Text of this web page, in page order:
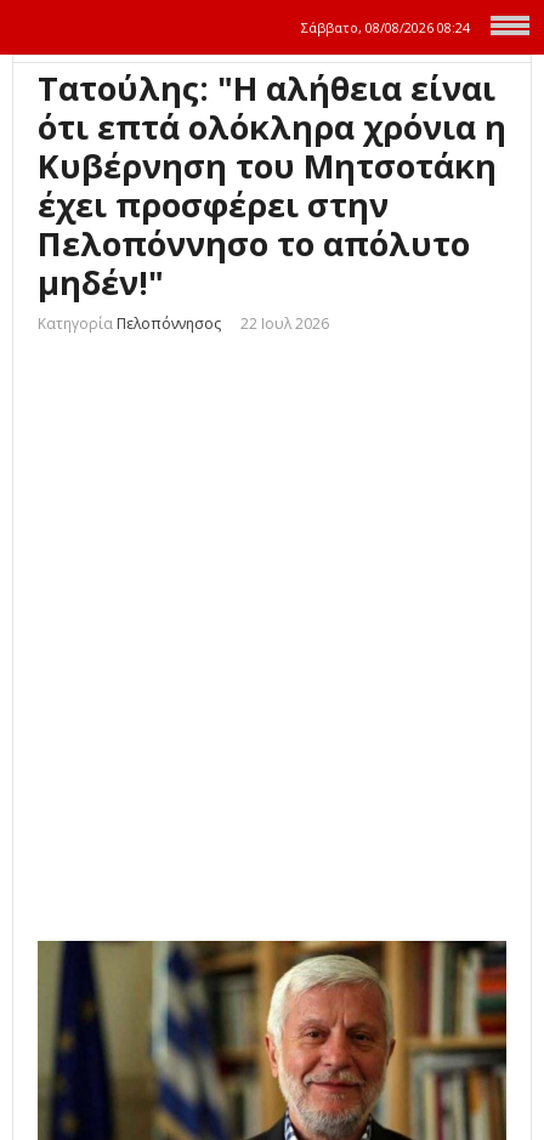
Σάββατο, 08/08/2026 08:24
Τατούλης: "Η αλήθεια είναι
ότι επτά ολόκληρα χρόνια η
Κυβέρνηση του Μητσοτάκη
έχει προσφέρει στην
Πελοπόννησο το απόλυτο
μηδέν!"
Κατηγορία Πελοπόννησος 22 Ιουλ 2026